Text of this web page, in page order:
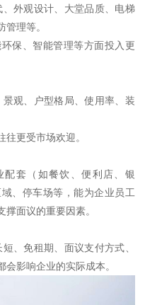
外观设计、大堂品质、电梯
理等。
保、智能管理等方面投入更
观、户型格局、使用率、装
更受市场欢迎。
套（如餐饮、便利店、银
、停车场等，能为企业员工
面议的重要因素。
、免租期、面议支付方式、
影响企业的实际成本。